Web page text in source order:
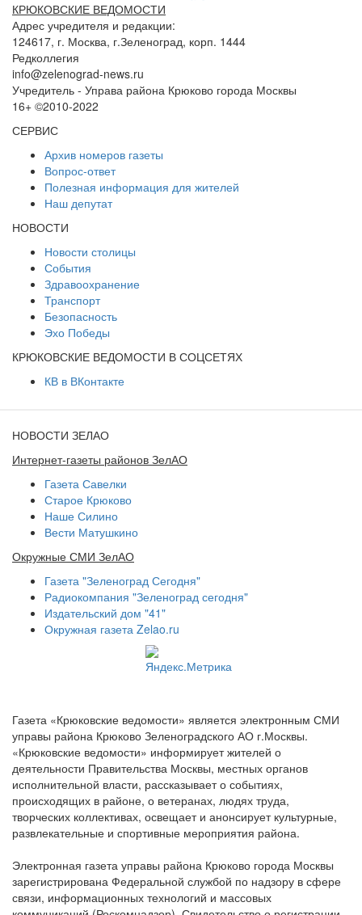
КРЮКОВСКИЕ ВЕДОМОСТИ
Адрес учредителя и редакции:
124617, г. Москва, г.Зеленоград, корп. 1444
Редколлегия
info@zelenograd-news.ru
Учредитель - Управа района Крюково города Москвы
16+ ©2010-2022
СЕРВИС
Архив номеров газеты
Вопрос-ответ
Полезная информация для жителей
Наш депутат
НОВОСТИ
Новости столицы
События
Здравоохранение
Транспорт
Безопасность
Эхо Победы
КРЮКОВСКИЕ ВЕДОМОСТИ В СОЦСЕТЯХ
КВ в ВКонтакте
НОВОСТИ ЗЕЛАО
Интернет-газеты районов ЗелАО
Газета Савелки
Старое Крюково
Наше Силино
Вести Матушкино
Окружные СМИ ЗелАО
Газета "Зеленоград Сегодня"
Радиокомпания "Зеленоград сегодня"
Издательский дом "41"
Окружная газета Zelao.ru
Газета «Крюковские ведомости» является электронным СМИ
управы района Крюково Зеленоградского АО г.Москвы.
«Крюковские ведомости» информирует жителей о
деятельности Правительства Москвы, местных органов
исполнительной власти, рассказывает о событиях,
происходящих в районе, о ветеранах, людях труда,
творческих коллективах, освещает и анонсирует культурные,
развлекательные и спортивные мероприятия района.
Электронная газета управы района Крюково города Москвы
зарегистрирована Федеральной службой по надзору в сфере
связи, информационных технологий и массовых